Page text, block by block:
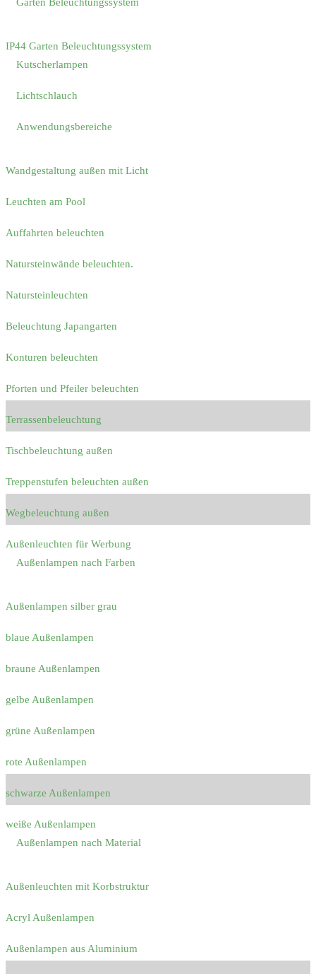
Garten Beleuchtungssystem
IP44 Garten Beleuchtungssystem
Kutscherlampen
Lichtschlauch
Anwendungsbereiche
Wandgestaltung außen mit Licht
Leuchten am Pool
Auffahrten beleuchten
Natursteinwände beleuchten.
Natursteinleuchten
Beleuchtung Japangarten
Konturen beleuchten
Pforten und Pfeiler beleuchten
Terrassenbeleuchtung
Tischbeleuchtung außen
Treppenstufen beleuchten außen
Wegbeleuchtung außen
Außenleuchten für Werbung
Außenlampen nach Farben
Außenlampen silber grau
blaue Außenlampen
braune Außenlampen
gelbe Außenlampen
grüne Außenlampen
rote Außenlampen
schwarze Außenlampen
weiße Außenlampen
Außenlampen nach Material
Außenleuchten mit Korbstruktur
Acryl Außenlampen
Außenlampen aus Aluminium